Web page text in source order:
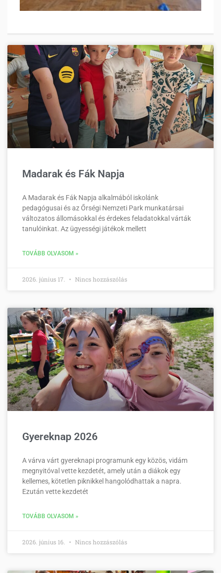
Madarak és Fák Napja
A Madarak és Fák Napja alkalmából iskolánk
pedagógusai és az Őrségi Nemzeti Park munkatársai
változatos állomásokkal és érdekes feladatokkal várták
tanulóinkat. Az ügyességi játékok mellett
TOVÁBB OLVASOM »
2026. június 17. Nincs hozzászólás
Gyereknap 2026
A várva várt gyereknapi programunk egy közös, vidám
megnyitóval vette kezdetét, amely után a diákok egy
kellemes, kötetlen piknikkel hangolódhattak a napra.
Ezután vette kezdetét
TOVÁBB OLVASOM »
2026. június 16. Nincs hozzászólás